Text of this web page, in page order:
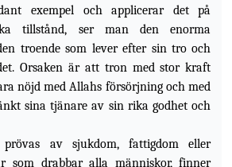
exempel och applicerar det på
tillstånd, ser man den enorma
troende som lever efter sin tro och
Orsaken är att tron med stor kraft
nöjd med Allahs försörjning och med
sina tjänare av sin rika godhet och
av sjukdom, fattigdom eller
som drabbar alla människor, finner